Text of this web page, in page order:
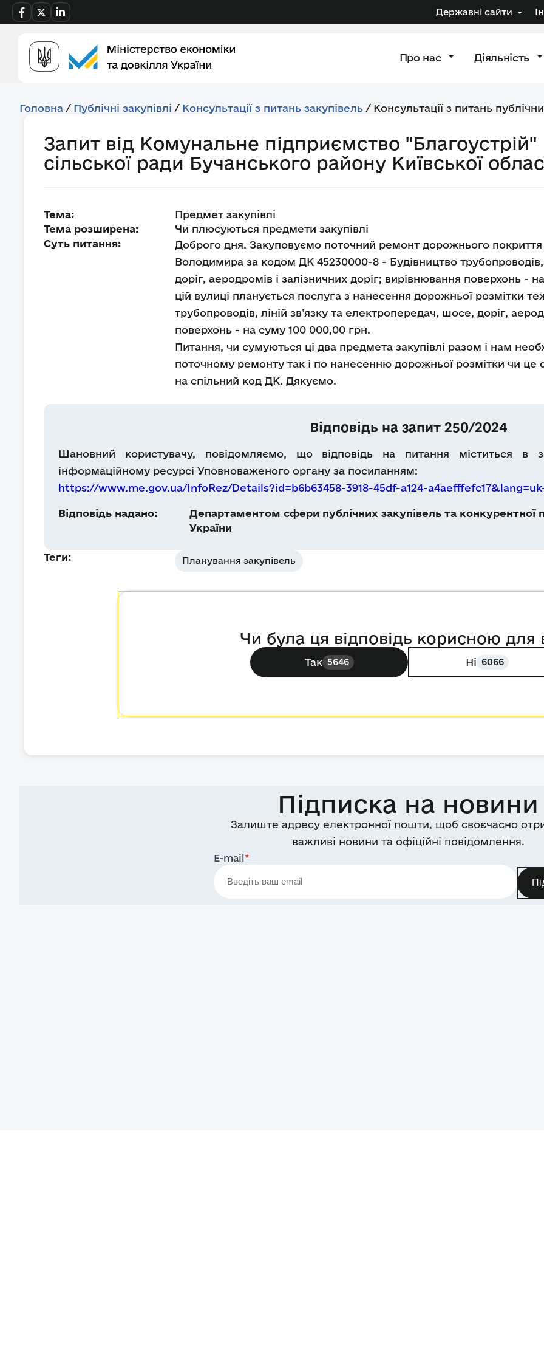
Державні сайти
Про нас Діяльність
Головна / Публічні закупівлі / Консультації з питань закупівель / Консультації з питань
Запит від Комунальне підприємство "Благоустрій"
сільської ради Бучанського району Київської
Тема:
Предмет закупівлі
Тема розширена:
Чи плюсуються предмети закупівлі
Суть питання:
Доброго дня. Закуповуємо поточний ремонт дорожнього покриття
Володимира за кодом ДК 45230000-8 - Будівництво трубопроводів,
доріг, аеродромів і залізничних доріг; вирівнювання поверхонь -
цій вулиці планується послуга з нанесення дорожньої розмітки
трубопроводів, ліній зв’язку та електропередач, шосе, доріг,
поверхонь - на суму 100 000,00 грн.
Питання, чи сумуються ці два предмета закупівлі разом і нам
поточному ремонту так і по нанесенню дорожньої розмітки чи це
на спільний код ДК. Дякуємо.
Відповідь на запит 250/2024
Шановний користувачу, повідомляємо, що відповідь на питання міститься в
інформаційному ресурсі Уповноваженого органу за посиланням:
https://www.me.gov.ua/InfoRez/Details?id=b6b63458-3918-45df-a124-
Відповідь надано:
Департаментом сфери публічних закупівель та конкурентної
України
Теги: Планування закупівель
Чи була ця відповідь корисною для
Так 5646 Ні 6066
Підписка на новини
Залиште адресу електронної пошти, щоб своєчасно
важливі новини та офіційні повідомлення.
E-mail*